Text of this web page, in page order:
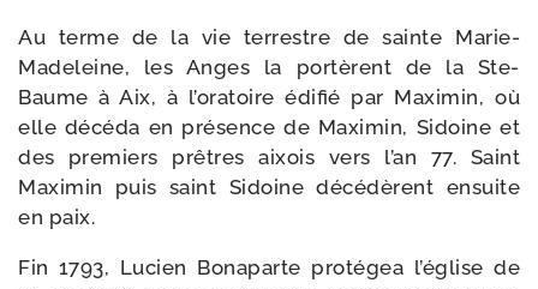
Au terme de la vie ter­restre de sainte Marie-​
Madeleine, les Anges la por­tèrent de la Ste-​
Baume à Aix, à l’oratoire édi­fié par Maximin, où
elle décé­da en pré­sence de Maximin, Sidoine et
des pre­miers prêtres aixois vers l’an 77. Saint
Maximin puis saint Sidoine décé­dèrent ensuite
en paix.
Fin 1793, Lucien Bonaparte pro­té­gea l’église de